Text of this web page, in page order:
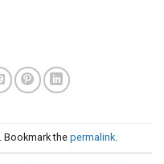
. Bookmark the permalink